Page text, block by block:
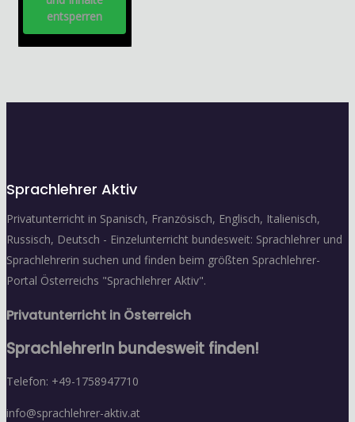
entsperren
Sprachlehrer Aktiv
Privatunterricht in Spanisch, Französisch, Englisch, Italienisch,
Russisch, Deutsch - Einzelunterricht bundesweit: Sprachlehrer und
Sprachlehrerin suchen und finden beim größten Sprachlehrer-
Portal Österreichs "Sprachlehrer Aktiv".
Privatunterricht in Österreich
SprachlehrerIn bundesweit finden!
Telefon: +49-1758947710
info@sprachlehrer-aktiv.at